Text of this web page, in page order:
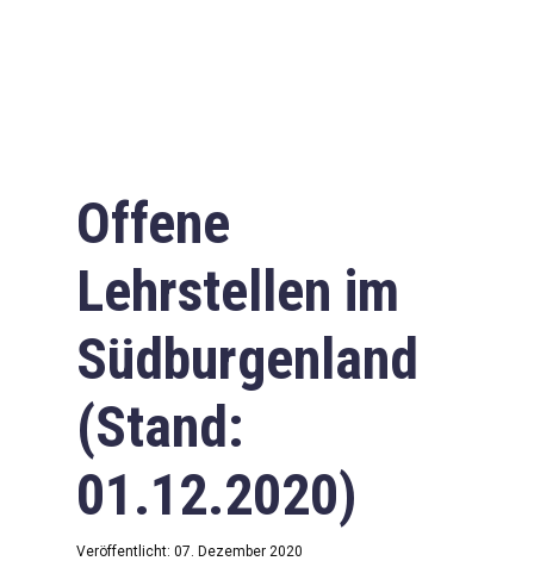
Offene
Lehrstellen im
Südburgenland
(Stand:
01.12.2020)
Veröffentlicht: 07. Dezember 2020